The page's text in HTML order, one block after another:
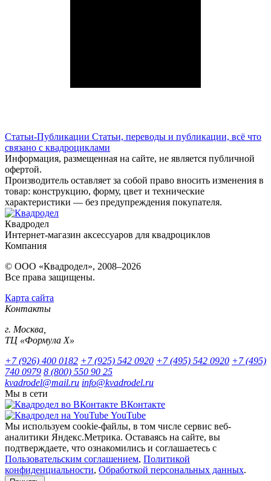
Статьи-Публикации Статьи, переводы и публикации, всё что
связано с квадроциклами
Информация, размещенная на сайте, не является публичной
офертой.
Производитель оставляет за собой право вносить изменения в
товар: конструкцию, форму, цвет и технические
характеристики — без предупреждения покупателя.
Квадродел
Интернет-магазин аксессуаров для квадроциклов
Компания
© ООО «Квадродел», 2008–2026
Все права защищены.
Карта сайта
Контакты
г. Москва,
ТЦ «Формула Х»
+7 (926) 400 0182 +7 (925) 542 0920 +7 (495) 542 0920 +7 (495)
740 0979 8 (800) 550 90 25
kvadrodel@mail.ru info@kvadrodel.ru
Мы в сети
ВКонтакте
YouTube
Мы используем cookie-файлы, в том числе сервис веб-
аналитики Яндекс.Метрика. Оставаясь на сайте, вы
подтверждаете, что ознакомились и соглашаетесь с
Пользовательским соглашением, Политикой
конфиденциальности, Обработкой персональных данных.